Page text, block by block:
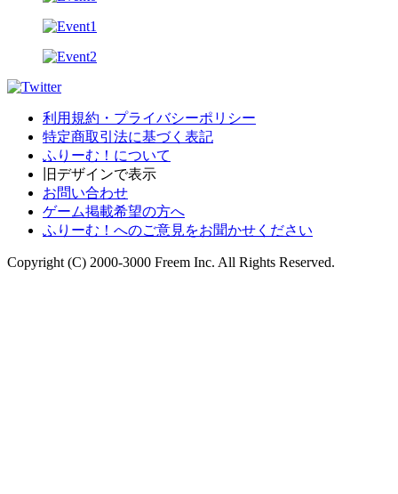
利用規約・プライバシーポリシー
特定商取引法に基づく表記
ふりーむ！について
旧デザインで表示
お問い合わせ
ゲーム掲載希望の方へ
ふりーむ！へのご意見をお聞かせください
Copyright (C) 2000-3000 Freem Inc. All Rights Reserved.